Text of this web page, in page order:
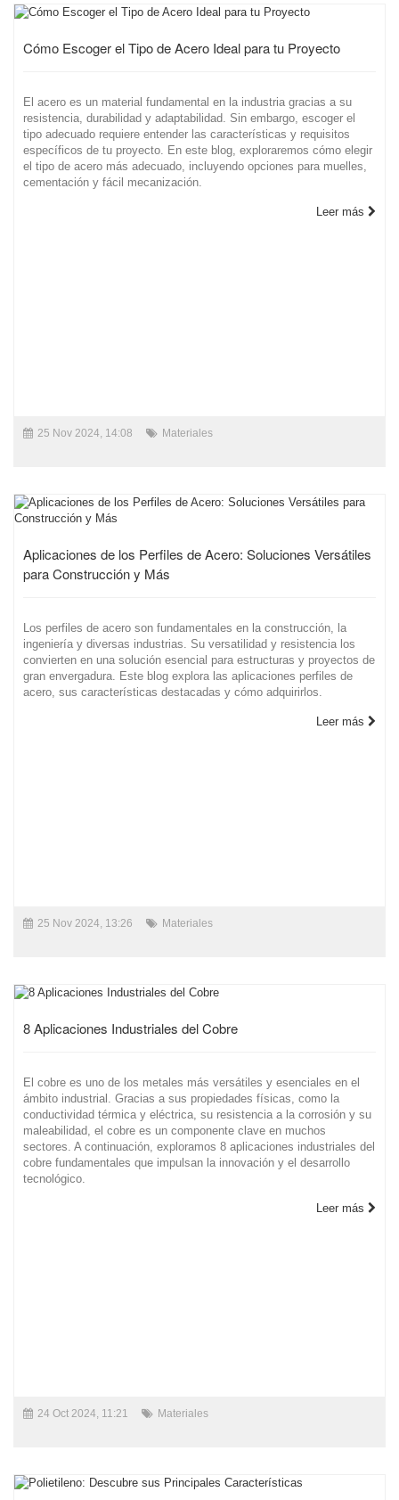
Cómo Escoger el Tipo de Acero Ideal para tu Proyecto
El acero es un material fundamental en la industria gracias a su
resistencia, durabilidad y adaptabilidad. Sin embargo, escoger el
tipo adecuado requiere entender las características y requisitos
específicos de tu proyecto. En este blog, exploraremos cómo elegir
el tipo de acero más adecuado, incluyendo opciones para muelles,
cementación y fácil mecanización.
Leer más
25 Nov 2024, 14:08 Materiales
Aplicaciones de los Perfiles de Acero: Soluciones Versátiles
para Construcción y Más
Los perfiles de acero son fundamentales en la construcción, la
ingeniería y diversas industrias. Su versatilidad y resistencia los
convierten en una solución esencial para estructuras y proyectos de
gran envergadura. Este blog explora las aplicaciones perfiles de
acero, sus características destacadas y cómo adquirirlos.
Leer más
25 Nov 2024, 13:26 Materiales
8 Aplicaciones Industriales del Cobre
El cobre es uno de los metales más versátiles y esenciales en el
ámbito industrial. Gracias a sus propiedades físicas, como la
conductividad térmica y eléctrica, su resistencia a la corrosión y su
maleabilidad, el cobre es un componente clave en muchos
sectores. A continuación, exploramos 8 aplicaciones industriales del
cobre fundamentales que impulsan la innovación y el desarrollo
tecnológico.
Leer más
24 Oct 2024, 11:21 Materiales